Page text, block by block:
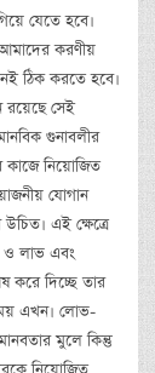
যেতে হবে।
করণীয়
ঠিক করতে হবে।
রয়েছে সেই
গুনাবলীর
কাজে নিয়োজিত
যোগান
এই ক্ষেত্রে
ও লাভ এবং
করে দিচ্ছে তার
এখন। লোভ-
মুলে কিন্তু